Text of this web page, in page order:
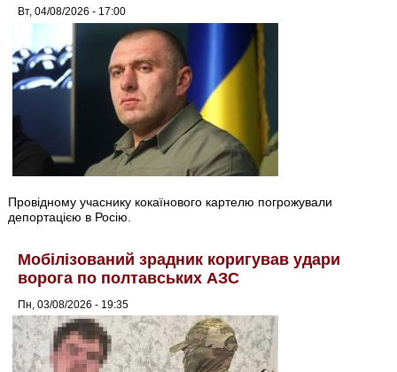
Вт, 04/08/2026 - 17:00
Провідному учаснику кокаїнового картелю погрожували
депортацією в Росію.
Мобілізований зрадник коригував удари
ворога по полтавських АЗС
Пн, 03/08/2026 - 19:35